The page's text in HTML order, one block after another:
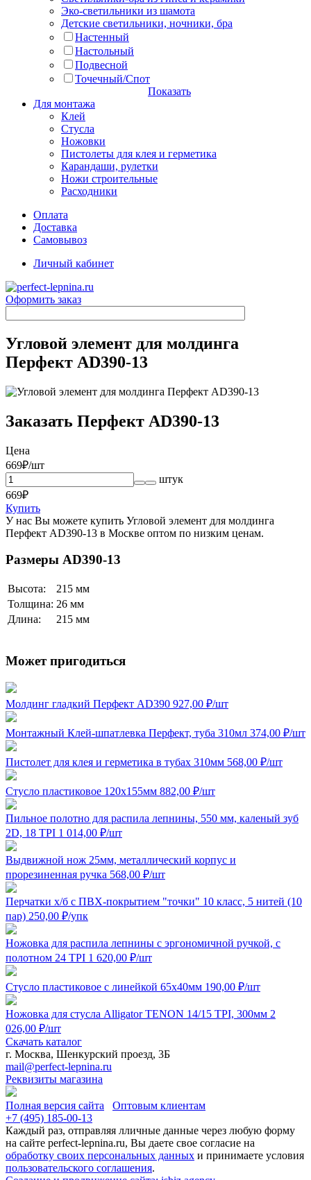
Эко-светильники из шамота
Детские светильники, ночники, бра
Настенный
Настольный
Подвесной
Точечный/Спот
Показать
Для монтажа
Клей
Стусла
Ножовки
Пистолеты для клея и герметика
Карандаши, рулетки
Ножи строительные
Расходники
Оплата
Доставка
Самовывоз
Личный кабинет
Оформить заказ
Угловой элемент для молдинга
Перфект AD390-13
Заказать Перфект AD390-13
Цена
669₽/шт
штук
669₽
Купить
У нас Вы можете купить Угловой элемент для молдинга
Перфект AD390-13 в Москве оптом по низким ценам.
Размеры AD390-13
Высота:
215 мм
Толщина: 26 мм
Длина:
215 мм
Может пригодиться
Молдинг гладкий Перфект AD390 927,00 ₽/шт
Монтажный Клей-шпатлевка Перфект, туба 310мл 374,00 ₽/шт
Пистолет для клея и герметика в тубах 310мм 568,00 ₽/шт
Стусло пластиковое 120x155мм 882,00 ₽/шт
Пильное полотно для распила лепнины, 550 мм, каленый зуб
2D, 18 TPI 1 014,00 ₽/шт
Выдвижной нож 25мм, металлический корпус и
прорезиненная ручка 568,00 ₽/шт
Перчатки х/б с ПВХ-покрытием "точки" 10 класс, 5 нитей (10
пар) 250,00 ₽/упк
Ножовка для распила лепнины с эргономичной ручкой, с
полотном 24 TPI 1 620,00 ₽/шт
Стусло пластиковое с линейкой 65x40мм 190,00 ₽/шт
Ножовка для стусла Alligator TENON 14/15 TPI, 300мм 2
026,00 ₽/шт
Скачать каталог
г. Москва, Шенкурский проезд, 3Б
mail@perfect-lepnina.ru
Реквизиты магазина
Полная версия сайта
Оптовым клиентам
+7 (495) 185-00-13
Каждый раз, отправляя лличные данные через любую форму
на сайте perfect-lepnina.ru, Вы даете свое согласие на
обработку своих персональных данных и принимаете условия
пользовательского соглашения.